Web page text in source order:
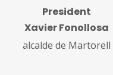
President
Xavier Fonollosa
alcalde de Martorell